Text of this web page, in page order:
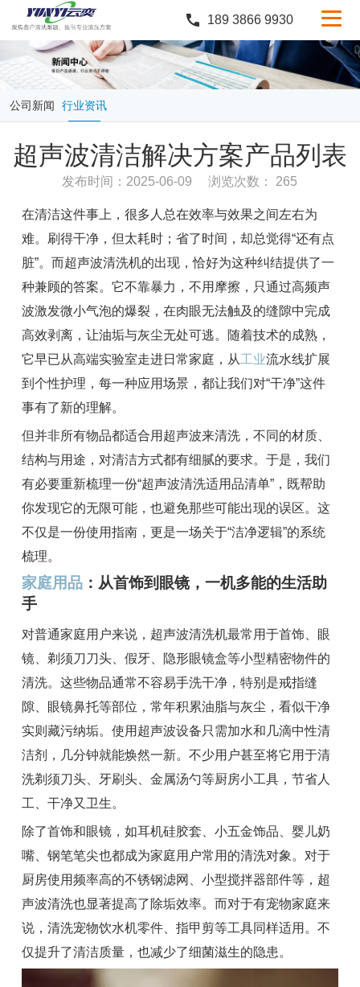
产品中心
行业案例
服务与支持
定制服务
新闻中心
关于云奕
189 3866 9930
公司新闻 行业资讯
超声波清洁解决方案产品列表
发布时间：2025-06-09 浏览次数： 265
在清洁这件事上，很多人总在效率与效果之间左右为
难。刷得干净，但太耗时；省了时间，却总觉得“还有点
脏”。而超声波清洗机的出现，恰好为这种纠结提供了一
种兼顾的答案。它不靠暴力，不用摩擦，只通过高频声
波激发微小气泡的爆裂，在肉眼无法触及的缝隙中完成
高效剥离，让油垢与灰尘无处可逃。随着技术的成熟，
它早已从高端实验室走进日常家庭，从工业流水线扩展
到个性护理，每一种应用场景，都让我们对“干净”这件
事有了新的理解。
但并非所有物品都适合用超声波来清洗，不同的材质、
结构与用途，对清洁方式都有细腻的要求。于是，我们
有必要重新梳理一份“超声波清洗适用品清单”，既帮助
你发现它的无限可能，也避免那些可能出现的误区。这
不仅是一份使用指南，更是一场关于“洁净逻辑”的系统
梳理。
家庭用品 ：从首饰到眼镜，一机多能的生活助
手
对普通家庭用户来说，超声波清洗机最常用于首饰、眼
镜、剃须刀刀头、假牙、隐形眼镜盒等小型精密物件的
清洗。这些物品通常不容易手洗干净，特别是戒指缝
隙、眼镜鼻托等部位，常年积累油脂与灰尘，看似干净
实则藏污纳垢。使用超声波设备只需加水和几滴中性清
洁剂，几分钟就能焕然一新。不少用户甚至将它用于清
洗剃须刀头、牙刷头、金属汤勺等厨房小工具，节省人
工、干净又卫生。
除了首饰和眼镜，如耳机硅胶套、小五金饰品、婴儿奶
嘴、钢笔笔尖也都成为家庭用户常用的清洗对象。对于
厨房使用频率高的不锈钢滤网、小型搅拌器部件等，超
声波清洗也显著提高了除垢效率。而对于有宠物家庭来
说，清洗宠物饮水机零件、指甲剪等工具同样适用。不
仅提升了清洁质量，也减少了细菌滋生的隐患。